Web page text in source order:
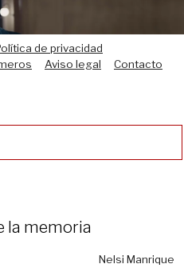
de privacidad
Aviso legal Contacto
la memoria
Nelsi Manrique